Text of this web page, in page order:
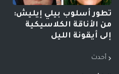
تطور أسلوب بيلي إيليش:
من الأناقة الكلاسيكية
إلى أيقونة الليل
أحدث